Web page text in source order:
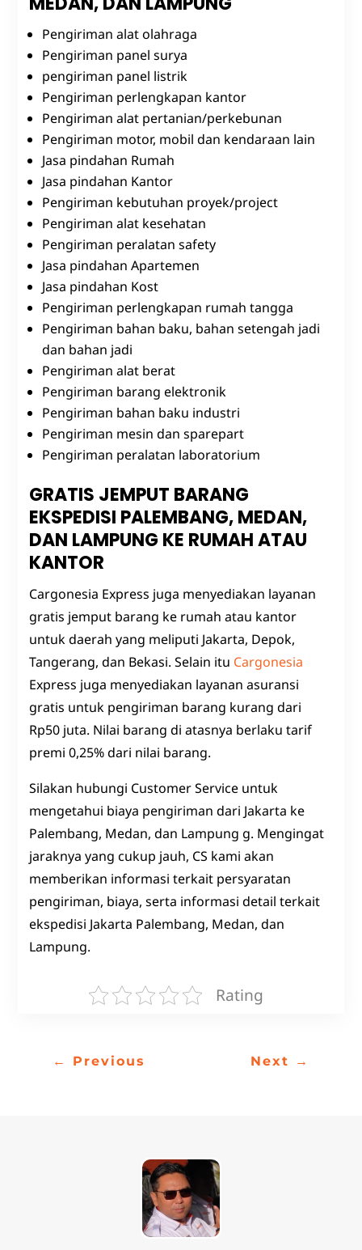
Pengiriman alat olahraga
Pengiriman panel surya
pengiriman panel listrik
Pengiriman perlengkapan kantor
Pengiriman alat pertanian/perkebunan
Pengiriman motor, mobil dan kendaraan lain
Jasa pindahan Rumah
Jasa pindahan Kantor
Pengiriman kebutuhan proyek/project
Pengiriman alat kesehatan
Pengiriman peralatan safety
Jasa pindahan Apartemen
Jasa pindahan Kost
Pengiriman perlengkapan rumah tangga
Pengiriman bahan baku, bahan setengah jadi
dan bahan jadi
Pengiriman alat berat
Pengiriman barang elektronik
Pengiriman bahan baku industri
Pengiriman mesin dan sparepart
Pengiriman peralatan laboratorium
GRATIS JEMPUT BARANG
EKSPEDISI PALEMBANG, MEDAN,
DAN LAMPUNG KE RUMAH ATAU
KANTOR
Cargonesia Express juga menyediakan layanan
gratis jemput barang ke rumah atau kantor
untuk daerah yang meliputi Jakarta, Depok,
Tangerang, dan Bekasi. Selain itu Cargonesia
Express juga menyediakan layanan asuransi
gratis untuk pengiriman barang kurang dari
Rp50 juta. Nilai barang di atasnya berlaku tarif
premi 0,25% dari nilai barang.
Silakan hubungi Customer Service untuk
mengetahui biaya pengiriman dari Jakarta ke
Palembang, Medan, dan Lampung g. Mengingat
jaraknya yang cukup jauh, CS kami akan
memberikan informasi terkait persyaratan
pengiriman, biaya, serta informasi detail terkait
ekspedisi Jakarta Palembang, Medan, dan
Lampung.
Rating
← Previous Next →